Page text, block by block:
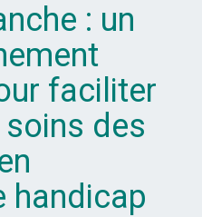
: un
faciliter
soins des
handicap